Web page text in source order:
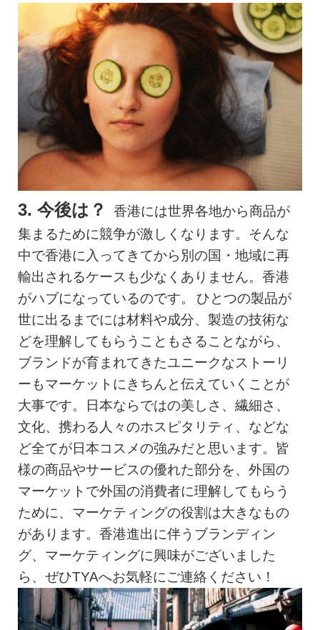
3. 今後は？
香港には世界各地から商品が
集まるために競争が激しくなります。そんな
中で香港に入ってきてから別の国・地域に再
輸出されるケースも少なくありません。香港
がハブになっているのです。
ひとつの製品が
世に出るまでには材料や成分、製造の技術な
どを理解してもらうこともさることながら、
ブランドが育まれてきたユニークなストーリ
ーもマーケットにきちんと伝えていくことが
大事です。日本ならではの美しさ、繊細さ、
文化、携わる人々のホスピタリティ、などな
ど全てが日本コスメの強みだと思います。皆
様の商品やサービスの優れた部分を、外国の
マーケットで外国の消費者に理解してもらう
ために、マーケティングの役割は大きなもの
があります。香港進出に伴うブランディン
グ、マーケティングに興味がございました
ら、ぜひTYAへお気軽にご連絡ください！